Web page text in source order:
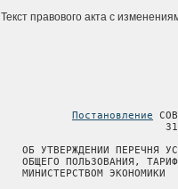
Текст правового акта с
Постановление
ОБ УТВЕРЖДЕНИИ ПЕРЕЧНЯ
ОБЩЕГО ПОЛЬЗОВАНИЯ,
МИНИСТЕРСТВОМ ЭКОНОМИКИ